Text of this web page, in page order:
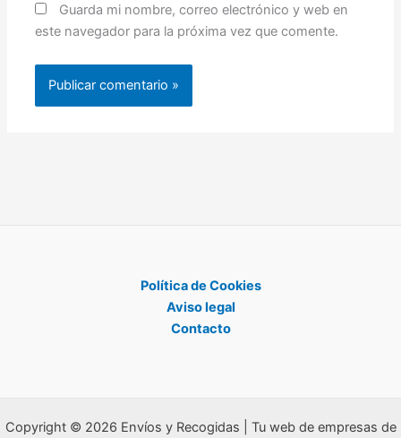
Guarda mi nombre, correo electrónico y web en
este navegador para la próxima vez que comente.
Política de Cookies
Aviso legal
Contacto
Copyright © 2026 Envíos y Recogidas | Tu web de empresas de